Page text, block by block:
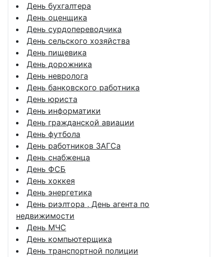
День бухгалтера
День оценщика
День сурдопереводчика
День сельского хозяйства
День пищевика
День дорожника
День невролога
День банковского работника
День юриста
День информатики
День гражданской авиации
День футбола
День работников ЗАГСа
День снабженца
День ФСБ
День хоккея
День энергетика
День риэлтора , День агента по
недвижимости
День МЧС
День компьютерщика
День транспортной полиции